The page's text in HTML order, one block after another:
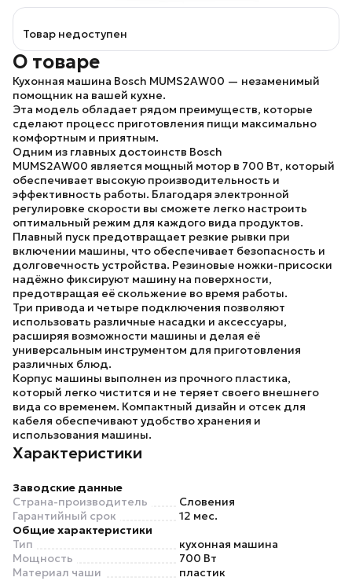
Товар недоступен
О товаре
Кухонная машина Bosch MUMS2AW00 — незаменимый
помощник на вашей кухне.
Эта модель обладает рядом преимуществ, которые
сделают процесс приготовления пищи максимально
комфортным и приятным.
Одним из главных достоинств Bosch
MUMS2AW00 является мощный мотор в 700 Вт, который
обеспечивает высокую производительность и
эффективность работы. Благодаря электронной
регулировке скорости вы сможете легко настроить
оптимальный режим для каждого вида продуктов.
Плавный пуск предотвращает резкие рывки при
включении машины, что обеспечивает безопасность и
долговечность устройства. Резиновые ножки-присоски
надёжно фиксируют машину на поверхности,
предотвращая её скольжение во время работы.
Три привода и четыре подключения позволяют
использовать различные насадки и аксессуары,
расширяя возможности машины и делая её
универсальным инструментом для приготовления
различных блюд.
Корпус машины выполнен из прочного пластика,
который легко чистится и не теряет своего внешнего
вида со временем. Компактный дизайн и отсек для
кабеля обеспечивают удобство хранения и
использования машины.
Характеристики
Заводские данные
Страна-производитель
Словения
Гарантийный срок
12 мес.
Общие характеристики
Тип
кухонная машина
Мощность
700 Вт
Материал чаши
пластик